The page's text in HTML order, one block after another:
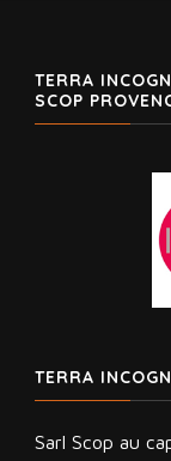
TERRA
SCOP
TERRA
Sarl Scop au